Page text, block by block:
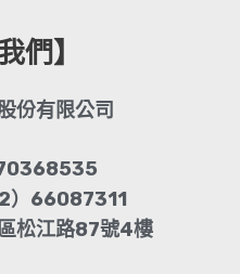
們】
份有限公司
）66087311
松江路87號4樓